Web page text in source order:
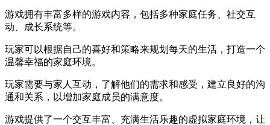
游戏拥有丰富多样的游戏内容，包括多种家庭任务、社交互
动、成长系统等。
玩家可以根据自己的喜好和策略来规划每天的生活，打造一个
温馨幸福的家庭环境。
玩家需要与家人互动，了解他们的需求和感受，建立良好的沟
通和关系，以增加家庭成员的满意度。
游戏提供了一个交互丰富、充满生活乐趣的虚拟家庭环境，让